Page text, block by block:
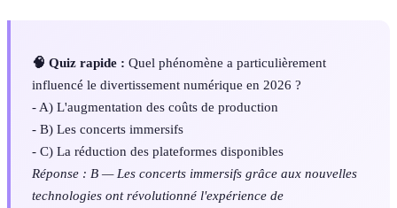
🧠 Quiz rapide : Quel phénomène a particulièrement
influencé le divertissement numérique en 2026 ?
- A) L'augmentation des coûts de production
- B) Les concerts immersifs
- C) La réduction des plateformes disponibles
Réponse : B — Les concerts immersifs grâce aux nouvelles
technologies ont révolutionné l'expérience de